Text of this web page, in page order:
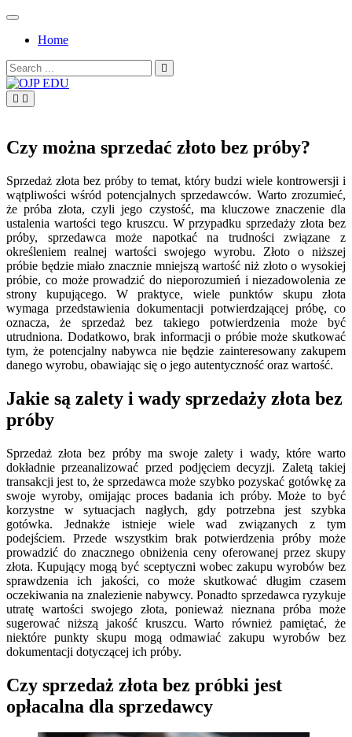
Skip
contentHome
Search
for:
Czy można sprzedać złoto bez próby?
Sprzedaż złota bez próby to temat, który budzi wiele kontrowersji i
wątpliwości wśród potencjalnych sprzedawców. Warto zrozumieć,
że próba złota, czyli jego czystość, ma kluczowe znaczenie dla
ustalenia wartości tego kruszcu. W przypadku sprzedaży złota bez
próby, sprzedawca może napotkać na trudności związane z
określeniem realnej wartości swojego wyrobu. Złoto o niższej
próbie będzie miało znacznie mniejszą wartość niż złoto o wysokiej
próbie, co może prowadzić do nieporozumień i niezadowolenia ze
strony kupującego. W praktyce, wiele punktów skupu złota
wymaga przedstawienia dokumentacji potwierdzającej próbę, co
oznacza, że sprzedaż bez takiego potwierdzenia może być
utrudniona. Dodatkowo, brak informacji o próbie może skutkować
tym, że potencjalny nabywca nie będzie zainteresowany zakupem
danego wyrobu, obawiając się o jego autentyczność oraz wartość.
Jakie są zalety i wady sprzedaży złota bez
próby
Sprzedaż złota bez próby ma swoje zalety i wady, które warto
dokładnie przeanalizować przed podjęciem decyzji. Zaletą takiej
transakcji jest to, że sprzedawca może szybko pozyskać gotówkę za
swoje wyroby, omijając proces badania ich próby. Może to być
korzystne w sytuacjach nagłych, gdy potrzebna jest szybka
gotówka. Jednakże istnieje wiele wad związanych z tym
podejściem. Przede wszystkim brak potwierdzenia próby może
prowadzić do znacznego obniżenia ceny oferowanej przez skupy
złota. Kupujący mogą być sceptyczni wobec zakupu wyrobów bez
sprawdzenia ich jakości, co może skutkować długim czasem
oczekiwania na znalezienie nabywcy. Ponadto sprzedawca ryzykuje
utratę wartości swojego złota, ponieważ nieznana próba może
sugerować niższą jakość kruszcu. Warto również pamiętać, że
niektóre punkty skupu mogą odmawiać zakupu wyrobów bez
dokumentacji dotyczącej ich próby.
Czy sprzedaż złota bez próbki jest
opłacalna dla sprzedawcy